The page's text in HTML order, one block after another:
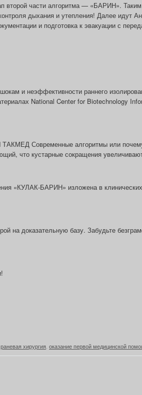
второй части алгоритма — «БАРИН».
дыхания и утепления! Далее идут
и подготовка к эвакуации с
и неэффективности раннего
National Center for Biotechnology
ТАКМЕД Современные алгоритмы или
что кустарные сокращения
«КУЛАК-БАРИН» изложена в
на доказательную базу. Забудьте
раневая хирургия оказание первой медицинской